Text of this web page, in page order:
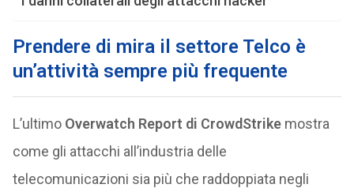
Prendere di mira il settore Telco è
un’attività sempre più frequente
L’ultimo Overwatch Report di CrowdStrikemostra
come gli attacchi all’industria delle
telecomunicazioni sia più che raddoppiata negli